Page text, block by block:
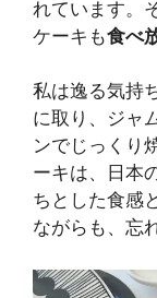
れています。
ケーキも食べ
私は逸る気持
に取り、ジャ
ンでじっくり
ーキは、日本
ちとした食感
ながらも、忘